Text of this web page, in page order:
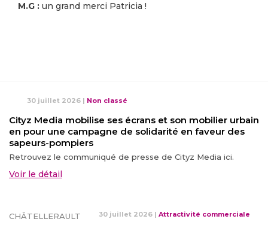
M.G : un grand merci Patricia !
30 juillet 2026 | Non classé
Cityz Media mobilise ses écrans et son mobilier urbain
en pour une campagne de solidarité en faveur des
sapeurs-pompiers
Retrouvez le communiqué de presse de Cityz Media ici.
Voir le détail
CHÂTELLERAULT 30 juillet 2026 | Attractivité commerciale